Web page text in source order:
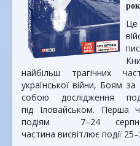
Це
найбільш трагічних
української війни, Боям за
собою дослідження
під Іловайськом. Перша
подіям 7–24
частина висвітлює події